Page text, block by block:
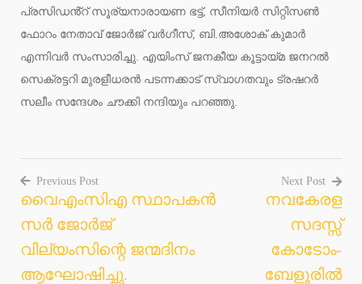
പ്രസിഡൻ്റ് സൂര്യനാരായണ ഭട്ട്, സീനിയർ സിറ്റിസൺ
ഫോറം നേതാവ് ജോർജ് വർഗീസ്, ബി.അശോക് കുമാർ
എന്നിവർ സംസാരിച്ചു. എയിംസ് ജനകീയ കൂട്ടായ്മ ജനറൽ
സെക്രട്ടറി മുരളീധരൻ പടന്നക്കാട് സ്വാഗതവും ട്രഷറർ
സലീം സന്ദേശം ചൗക്കി നന്ദിയും പറഞ്ഞു.
Post
navigation
Previous Post
വൈഎംസിഎ സ്ഥാപകൻ
സർ ജോർജ്
വില്യംസിന്റെ ജന്മദിനം
ആഘോഷിച്ചു.
Next Post
നവകേരള
സദസ്സ്
കോടോം-
ബേളൂരിൽ